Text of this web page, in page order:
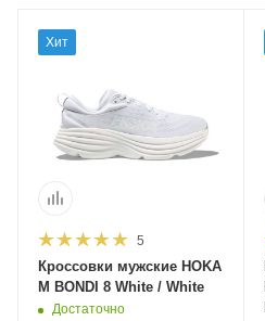
Хит
5
Кроссовки мужские HOKA
M BONDI 8 White / White
Достаточно